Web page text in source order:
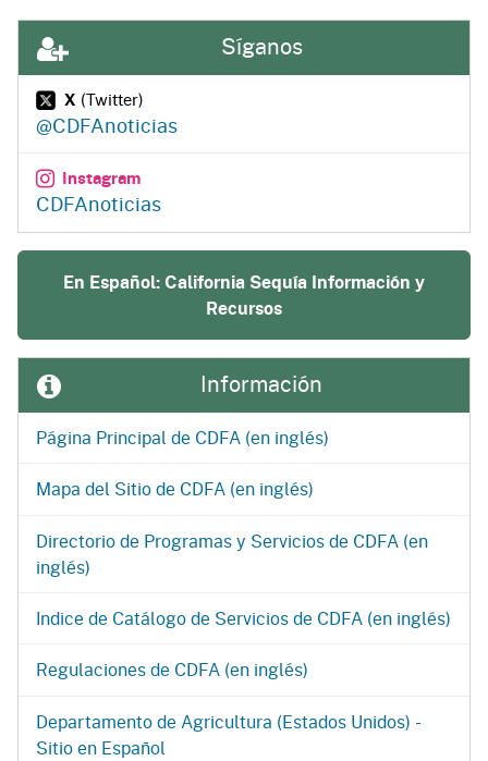
Síganos
X (Twitter)
@CDFAnoticias
Instagram
CDFAnoticias
En Español: California Sequía Información y
Recursos
Información
Página Principal de CDFA (en inglés)
Mapa del Sitio de CDFA (en inglés)
Directorio de Programas y Servicios de CDFA (en
inglés)
Indice de Catálogo de Servicios de CDFA (en inglés)
Regulaciones de CDFA (en inglés)
Departamento de Agricultura (Estados Unidos) -
Sitio en Español